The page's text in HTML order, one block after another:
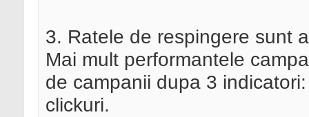
3. Ratele de respingere sunt
Mai mult performantele
de campanii dupa 3
clickuri.